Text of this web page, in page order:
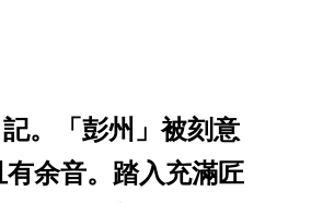
。「彭州」被刻意
余音。踏入充滿匠